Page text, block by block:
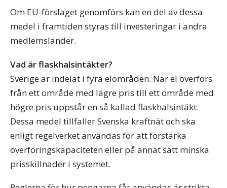
Om EU-förslaget genomförs kan en del av dessa
medel i framtiden styras till investeringar i andra
medlemsländer.
Vad är flaskhalsintäkter?
Sverige är indelat i fyra elområden. När el överförs
från ett område med lägre pris till ett område med
högre pris uppstår en så kallad flaskhalsintäkt.
Dessa medel tillfaller Svenska kraftnät och ska
enligt regelverket användas för att förstärka
överföringskapaciteten eller på annat sätt minska
prisskillnader i systemet.